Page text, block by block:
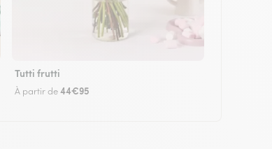
Tutti frutti
À partir de44€95